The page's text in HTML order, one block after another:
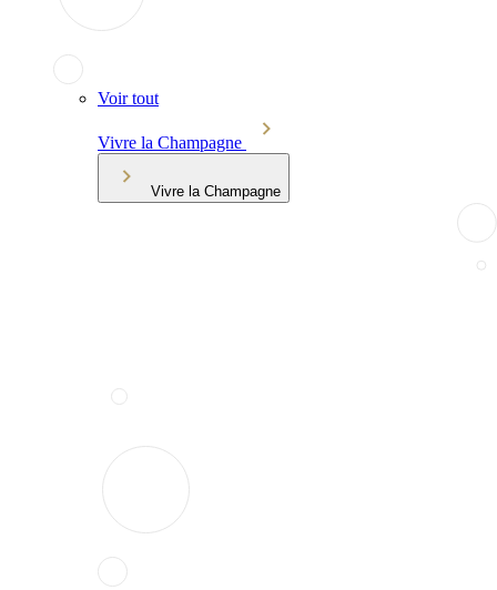
Voir tout
Vivre la Champagne
Vivre la Champagne